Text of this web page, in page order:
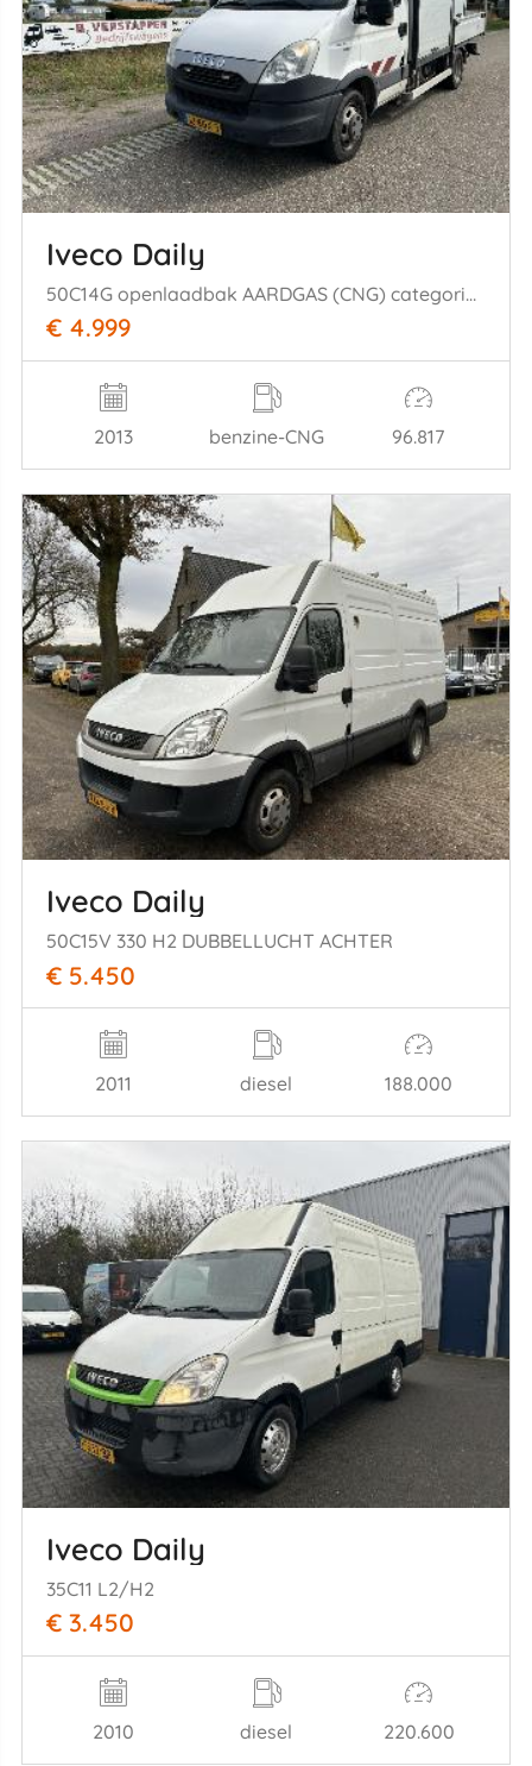
Iveco Daily
50C14G openlaadbak AARDGAS (CNG) categorie C rijbewijs, airco
€ 4.999
2013 benzine-CNG 96.817
Iveco Daily
50C15V 330 H2 DUBBELLUCHT ACHTER
€ 5.450
2011 diesel 188.000
Iveco Daily
35C11 L2/H2
€ 3.450
2010 diesel 220.600